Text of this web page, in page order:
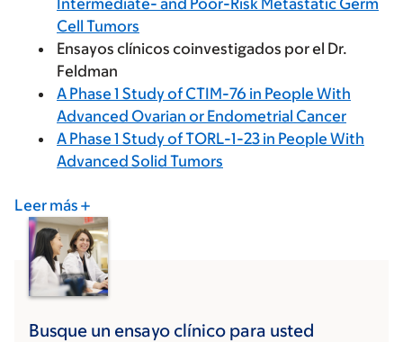
Intermediate- and Poor-Risk Metastatic Germ
Cell Tumors
Ensayos clínicos coinvestigados por el Dr.
Feldman
A Phase 1 Study of CTIM-76 in People With
Advanced Ovarian or Endometrial Cancer
A Phase 1 Study of TORL-1-23 in People With
Advanced Solid Tumors
Leer más
Busque un ensayo clínico para usted